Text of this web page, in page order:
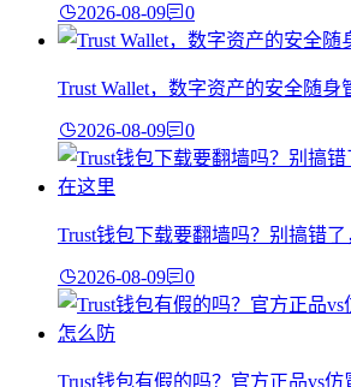
2026-08-09 0
Trust Wallet，数字资产的安全随身
2026-08-09 0
Trust钱包下载要翻墙吗？别搞错
2026-08-09 0
Trust钱包有假的吗？官方正品vs